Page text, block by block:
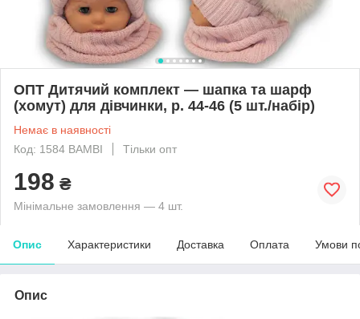
ОПТ Дитячий комплект — шапка та шарф
(хомут) для дівчинки, р. 44-46 (5 шт./набір)
Немає в наявності
Код: 1584 BAMBI
Тільки опт
198 ₴
Мінімальне замовлення — 4 шт.
Опис Характеристики Доставка Оплата Умови
Опис